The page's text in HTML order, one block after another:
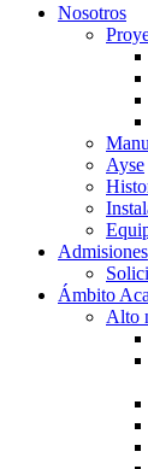
Nosotros
Ayse
Admisiones
Ámbito
Alto